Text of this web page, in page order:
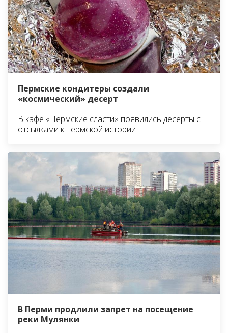
Пермские кондитеры создали
«космический» десерт
В кафе «Пермские сласти» появились десерты с
отсылками к пермской истории
В Перми продлили запрет на посещение
реки Мулянки